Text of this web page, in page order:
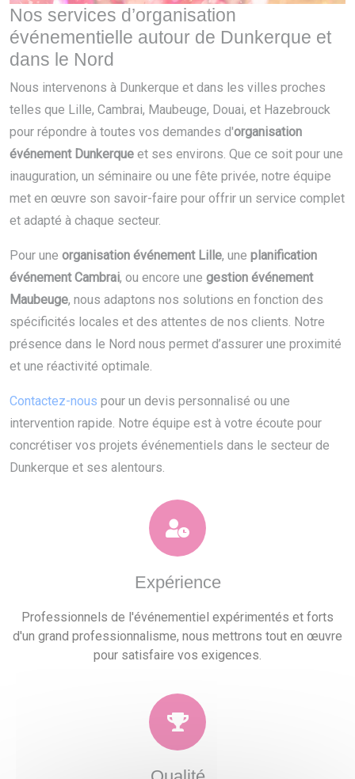
Nos services d’organisation
événementielle autour de Dunkerque et
dans le Nord
Nous intervenons à Dunkerque et dans les villes proches
telles que Lille, Cambrai, Maubeuge, Douai, et Hazebrouck
pour répondre à toutes vos demandes d'organisation
événement Dunkerque et ses environs. Que ce soit pour une
inauguration, un séminaire ou une fête privée, notre équipe
met en œuvre son savoir-faire pour offrir un service complet
et adapté à chaque secteur.
Pour une organisation événement Lille, une planification
événement Cambrai, ou encore une gestion événement
Maubeuge, nous adaptons nos solutions en fonction des
spécificités locales et des attentes de nos clients. Notre
présence dans le Nord nous permet d’assurer une proximité
et une réactivité optimale.
Contactez-nous pour un devis personnalisé ou une
intervention rapide. Notre équipe est à votre écoute pour
concrétiser vos projets événementiels dans le secteur de
Dunkerque et ses alentours.
Expérience
Professionnels de l'événementiel expérimentés et forts
d'un grand professionnalisme, nous mettrons tout en œuvre
pour satisfaire vos exigences.